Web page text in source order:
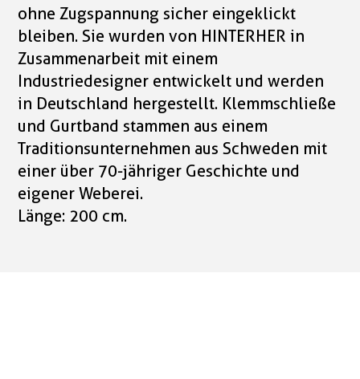
ohne Zugspannung sicher eingeklickt
bleiben. Sie wurden von HINTERHER in
Zusammenarbeit mit einem
Industriedesigner entwickelt und werden
in Deutschland hergestellt. Klemmschließe
und Gurtband stammen aus einem
Traditionsunternehmen aus Schweden mit
einer über 70-jähriger Geschichte und
eigener Weberei.
Länge: 200 cm.